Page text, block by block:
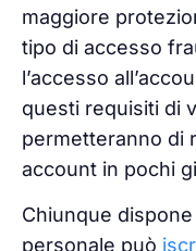
maggiore
tipo di accesso
l’accesso
questi requisiti di
permetteranno di
account in pochi
Chiunque
personale può